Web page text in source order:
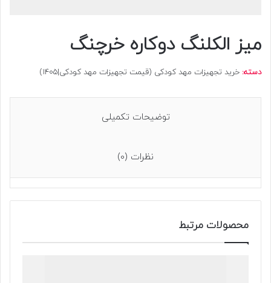
میز الکلنگ دوکاره خرچنگ
دسته: خرید تجهیزات مهد کودکی (قیمت تجهیزات مهد کودکی|1405)
توضیحات تکمیلی
نظرات (0)
محصولات مرتبط